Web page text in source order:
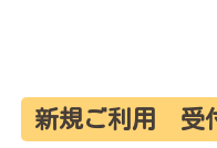
新規ご利用 受